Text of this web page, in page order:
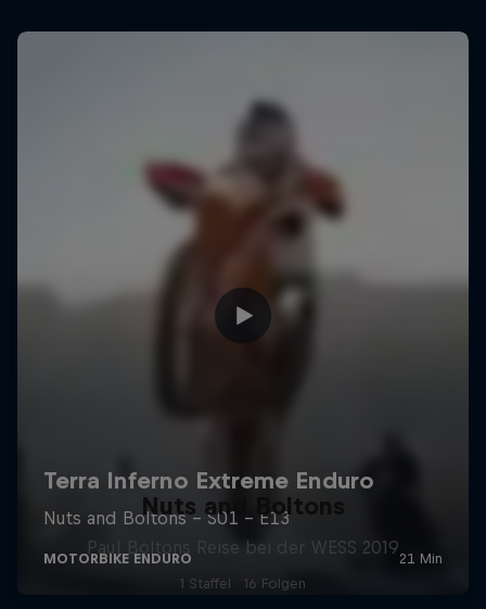
Nuts and Boltons
Paul Boltons Reise bei der WESS 2019
1 Staffel · 16 Folgen